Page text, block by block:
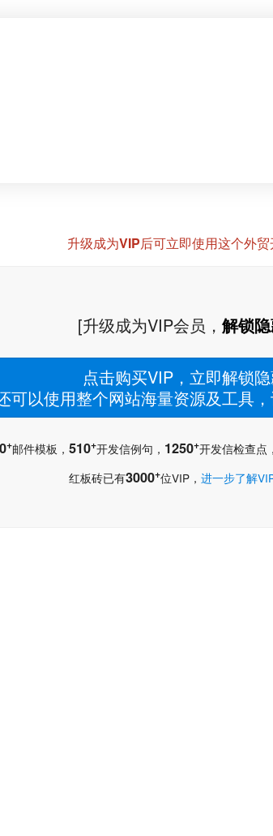
升级成为VIP后可立即使用这个外
[升级成为VIP会员， 解锁
点击购买VIP，立即解锁
可以使用整个网站海量资源及工具
+邮件模板， 510+开发信例句， 1250+开发信检查点，
红板砖已有3000+位VIP， 进一步了解